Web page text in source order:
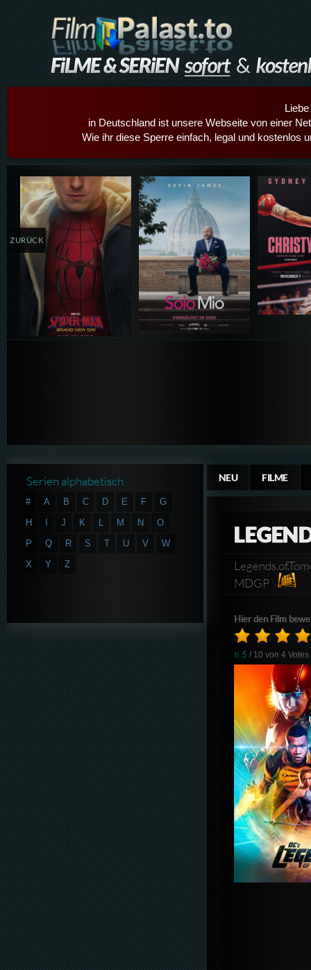
in Deutschland ist unsere Webseite von einer
Wie ihr diese Sperre einfach, legal und kostenlos
Details,Play Details,Play
ZURÜCK
NEU FILME
MDGP
Hier den Film
8.5 / 10 von4 Votes
Serien alphabetisch
# A B C D E F
G
H
I J K L M N
O
P
Q R S T U V
W
X
Y Z